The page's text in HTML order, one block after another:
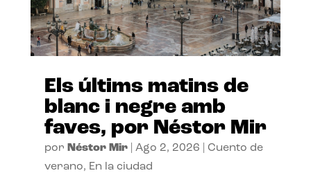
Els últims matins de
blanc i negre amb
faves, por Néstor Mir
por Néstor Mir| Ago 2, 2026
Cuento de
verano, En la ciudad